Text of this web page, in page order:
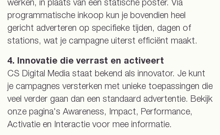
werken, in plaats van een statische poster. Via
programmatische inkoop kun je bovendien heel
gericht adverteren op specifieke tijden, dagen of
stations, wat je campagne uiterst efficiënt maakt.
4. Innovatie die verrast en activeert
CS Digital Media staat bekend als innovator. Je kunt
je campagnes versterken met unieke toepassingen die
veel verder gaan dan een standaard advertentie. Bekijk
onze pagina's Awareness, Impact, Performance,
Activatie en Interactie voor mee informatie.